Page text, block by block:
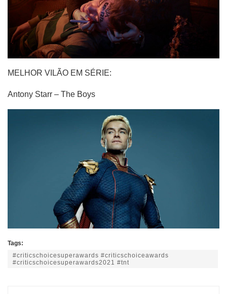
MELHOR VILÃO EM SÉRIE:
Antony Starr – The Boys
Tags:
#criticschoicesuperawards #criticschoiceawards
#criticschoicesuperawards2021 #tnt